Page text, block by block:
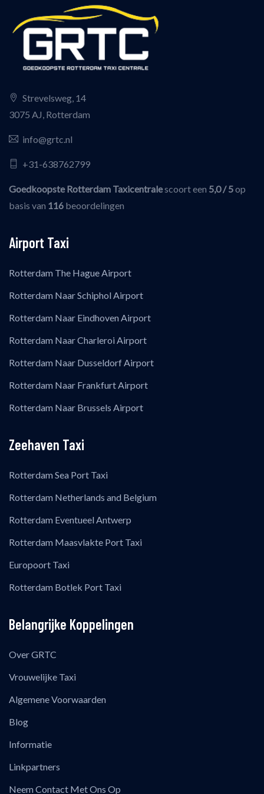
Strevelsweg, 14
3075 AJ, Rotterdam
info@grtc.nl
+31-638762799
Goedkoopste Rotterdam Taxicentralescoort een 5,0/ 5op
basis van 116 beoordelingen
Airport Taxi
Rotterdam The Hague Airport
Rotterdam Naar Schiphol Airport
Rotterdam Naar Eindhoven Airport
Rotterdam Naar Charleroi Airport
Rotterdam Naar Dusseldorf Airport
Rotterdam Naar Frankfurt Airport
Rotterdam Naar Brussels Airport
Zeehaven Taxi
Rotterdam Sea Port Taxi
Rotterdam Netherlands and Belgium
Rotterdam Eventueel Antwerp
Rotterdam Maasvlakte Port Taxi
Europoort Taxi
Rotterdam Botlek Port Taxi
Belangrijke Koppelingen
Over GRTC
Vrouwelijke Taxi
Algemene Voorwaarden
Blog
Informatie
Linkpartners
Neem Contact Met Ons Op